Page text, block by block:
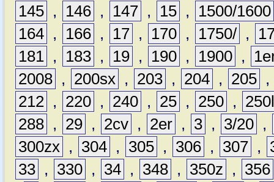
145 , 146 , 147 , 15 ,
1500/1600
164 , 166 , 17 , 170 , 1750/ ,
181 , 183 , 19 , 190 , 1900 ,
2008 , 200sx , 203 , 204 , 205 ,
212 , 220 , 240 , 25 , 250 ,
288 , 29 , 2cv , 2er , 3 , 3/20 ,
300zx , 304 , 305 , 306 , 307 ,
33 , 330 , 34 , 348 , 350z ,
356